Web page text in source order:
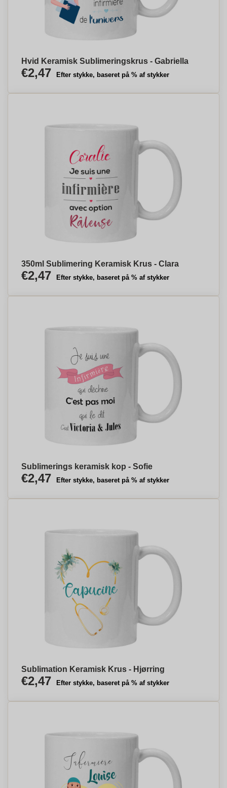
Hvid Keramisk Sublimeringskrus - Gabriella
€2,47 Efter stykke, baseret på % af stykker
350ml Sublimering Keramisk Krus - Clara
€2,47 Efter stykke, baseret på % af stykker
Sublimerings keramisk kop - Sofie
€2,47 Efter stykke, baseret på % af stykker
Sublimation Keramisk Krus - Hjørring
€2,47 Efter stykke, baseret på % af stykker